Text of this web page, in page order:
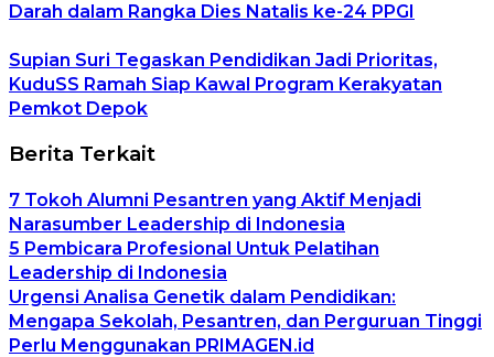
Darah dalam Rangka Dies Natalis ke-24 PPGI
Supian Suri Tegaskan Pendidikan Jadi Prioritas,
KuduSS Ramah Siap Kawal Program Kerakyatan
Pemkot Depok
Berita Terkait
7 Tokoh Alumni Pesantren yang Aktif Menjadi
Narasumber Leadership di Indonesia
5 Pembicara Profesional Untuk Pelatihan
Leadership di Indonesia
Urgensi Analisa Genetik dalam Pendidikan:
Mengapa Sekolah, Pesantren, dan Perguruan Tinggi
Perlu Menggunakan PRIMAGEN.id